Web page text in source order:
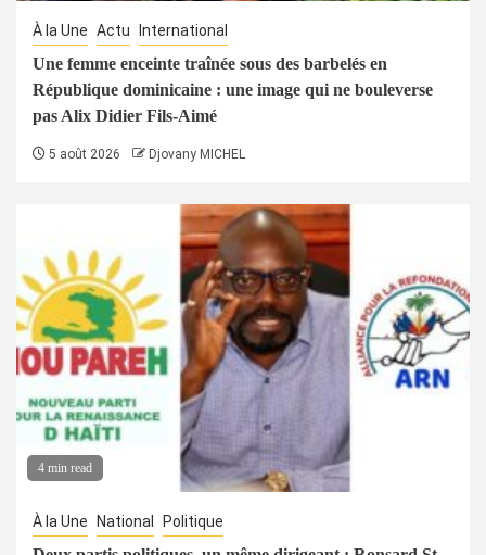
À la Une Actu International
Une femme enceinte traînée sous des barbelés en
République dominicaine : une image qui ne bouleverse
pas Alix Didier Fils-Aimé
5 août 2026 Djovany MICHEL
4 min read
À la Une National Politique